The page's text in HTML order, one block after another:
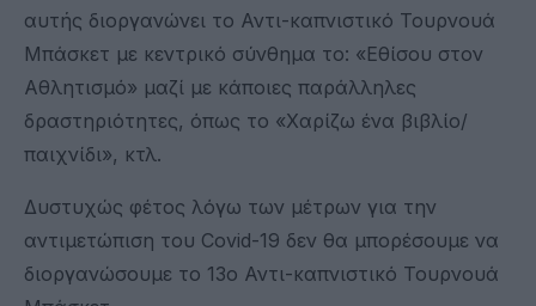
αυτής διοργανώνει το Αντι-καπνιστικό Τουρνουά
Μπάσκετ με κεντρικό σύνθημα το: «Εθίσου στον
Αθλητισμό» μαζί με κάποιες παράλληλες
δραστηριότητες, όπως το «Χαρίζω ένα βιβλίο/
παιχνίδι», κτλ.
Δυστυχώς φέτος λόγω των μέτρων για την
αντιμετώπιση του Covid-19 δεν θα μπορέσουμε να
διοργανώσουμε το 13ο Αντι-καπνιστικό Τουρνουά